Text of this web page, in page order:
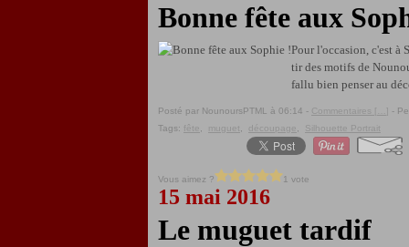
Bonne fête aux
Pour l'occasion, c'est à
tir des motifs de
fallu bien penser au
Posté par NounoursPTML à 06:14 - Commentaires [ ] -
Tags: fête muguet découpage Silhouette Portrait
Vous aimez ? 1 vote
15 mai 2016
Le muguet tardif